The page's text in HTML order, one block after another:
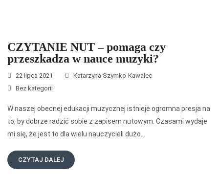
CZYTANIE NUT – pomaga czy
przeszkadza w nauce muzyki?
22 lipca 2021
Katarzyna Szymko-Kawalec
Bez kategorii
W naszej obecnej edukacji muzycznej istnieje ogromna presja na
to, by dobrze radzić sobie z zapisem nutowym. Czasami wydaje
mi się, że jest to dla wielu nauczycieli dużo…
CZYTAJ DALEJ